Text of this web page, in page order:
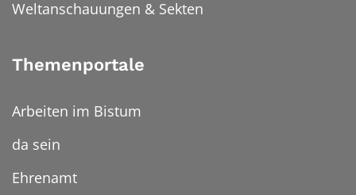
Weltanschauungen & Sekten
Themenportale
Arbeiten im Bistum
da sein
Ehrenamt